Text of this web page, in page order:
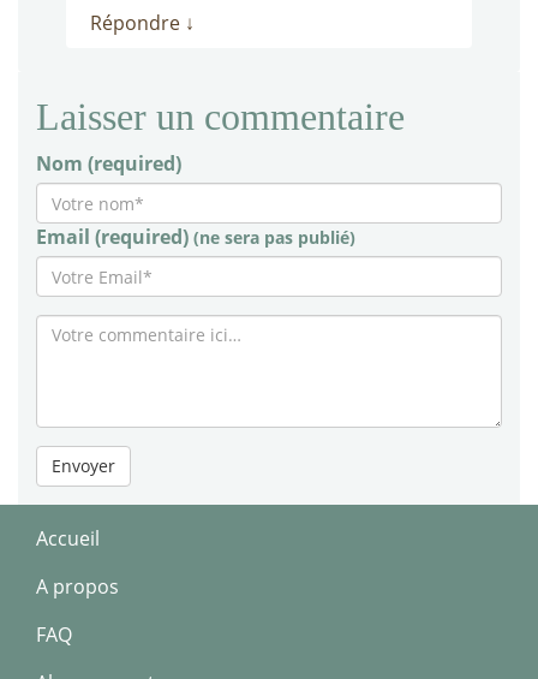
Répondre ↓
Laisser un commentaire
Nom (required)
Email (required) (ne sera pas publié)
Envoyer
Accueil
A propos
FAQ